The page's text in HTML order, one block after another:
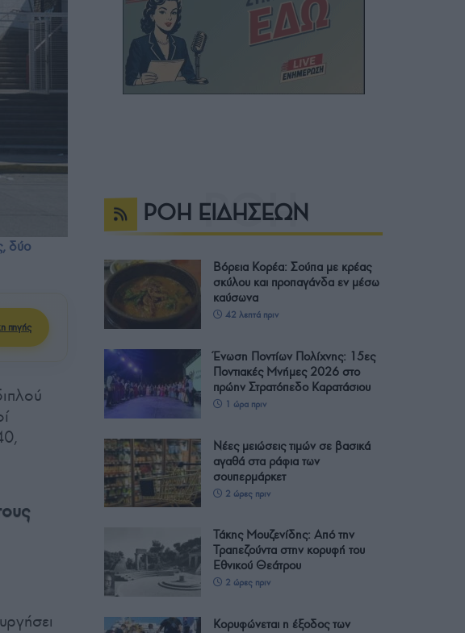
δύο
πηγής
ΡΟΗ ΕΙΔΗΣΕΩΝ
Βόρεια Κορέα: Σούπα με κρέας
σκύλου και προπαγάνδα εν μέσω
καύσωνα
42 λεπτά πριν
Ένωση Ποντίων Πολίχνης: 15ες
Ποντιακές Μνήμες 2026 στο
πρώην Στρατόπεδο Καρατάσιου
1 ώρα πριν
Νέες μειώσεις τιμών σε βασικά
αγαθά στα ράφια των
σουπερμάρκετ
2 ώρες πριν
Τάκης Μουζενίδης: Από την
Τραπεζούντα στην κορυφή του
Εθνικού Θεάτρου
2 ώρες πριν
Κορυφώνεται η έξοδος των